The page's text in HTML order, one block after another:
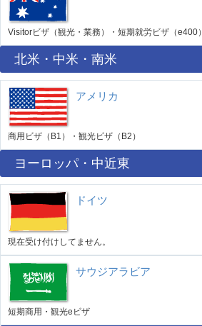
Visitorビザ（観光・業務）・短期就労ビザ（e400）
北米・中米・南米
アメリカ
商用ビザ（B1）・観光ビザ（B2）
ヨーロッパ・中近東
ドイツ
現在受け付けしてません。
サウジアラビア
短期商用・観光eビザ